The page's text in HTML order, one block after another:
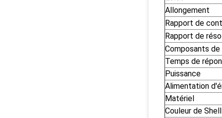
Allongement
Rapport de
Rapport de
Composants de
Temps de
Puissance
Alimentation
Matériel
Couleur de Shell